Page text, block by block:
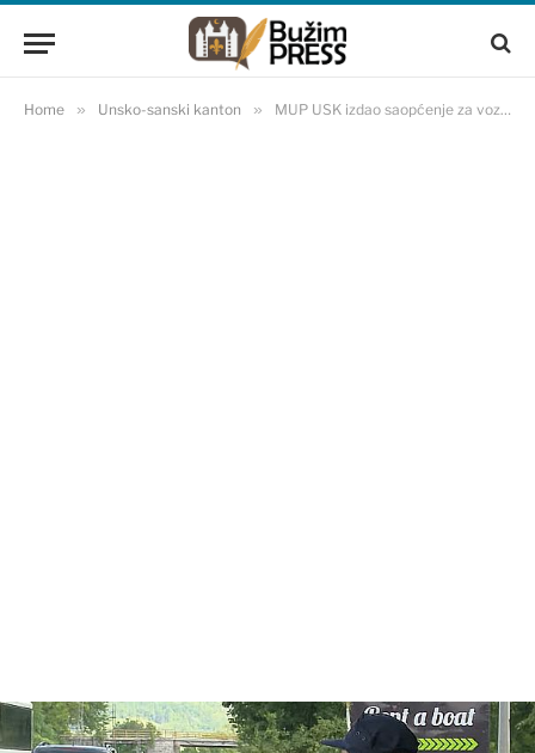
Home » Unsko-sanski kanton » MUP USK izdao saopćenje za vozače na području Bihaća